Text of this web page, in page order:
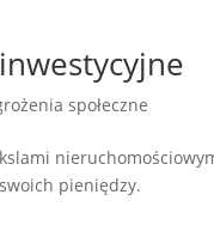
społeczne
pieniędzy.